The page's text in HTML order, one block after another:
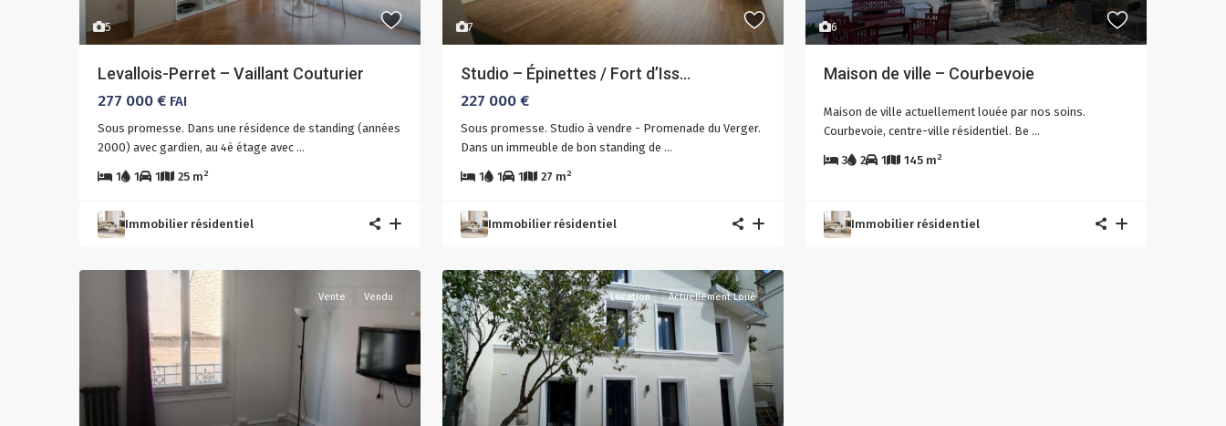
5
Levallois-Perret – Vaillant Couturier
277 000 € FAI
Sous promesse. Dans une résidence de standing (années
2000) avec gardien, au 4è étage avec ...
1 1 1 25 m2
Immobilier résidentiel
7
Studio – Épinettes / Fort d’Iss...
227 000 €
Sous promesse. Studio à vendre - Promenade du Verger.
Dans un immeuble de bon standing de ...
1 1 1 27 m2
Immobilier résidentiel
6
Maison de ville – Courbevoie
Maison de ville actuellement louée par nos soins.
Courbevoie, centre-ville résidentiel. Be ...
3 2 1 145 m2
Immobilier résidentiel
Vente Vendu Location Actuellement Loué